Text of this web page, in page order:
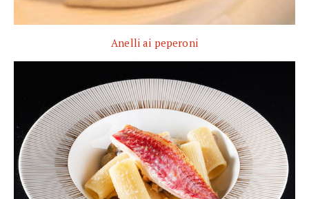
Anelli ai peperoni